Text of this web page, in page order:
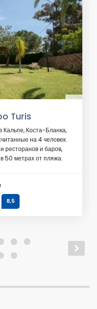
Turis
Коста-Бланка,
на 4 человек.
ресторанов и баров,
50 метрах от пляжа.
8,5